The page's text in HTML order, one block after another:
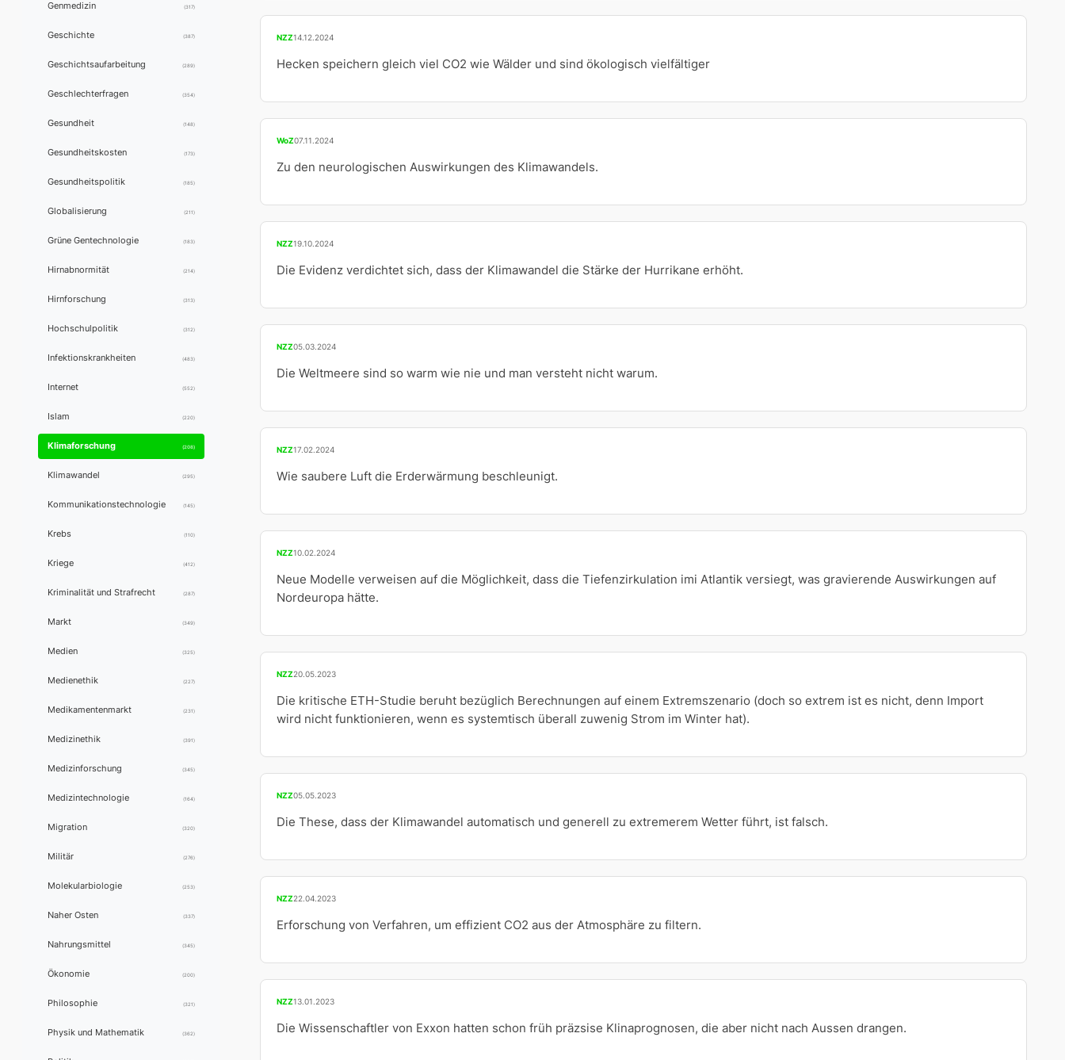
Genmedizin (317)
Geschichte (387)
Geschichtsaufarbeitung (289)
Geschlechterfragen (354)
Gesundheit (148)
Gesundheitskosten (173)
Gesundheitspolitik (185)
Globalisierung (211)
Grüne Gentechnologie (183)
Hirnabnormität (214)
Hirnforschung (313)
Hochschulpolitik (312)
Infektionskrankheiten (483)
Internet (552)
Islam (220)
Klimaforschung (208)
Klimawandel (295)
Kommunikationstechnologie (145)
Krebs (110)
Kriege (412)
Kriminalität und Strafrecht (287)
Markt (349)
Medien (325)
Medienethik (227)
Medikamentenmarkt (231)
Medizinethik (391)
Medizinforschung (345)
Medizintechnologie (164)
Migration (320)
Militär (276)
Molekularbiologie (253)
Naher Osten (337)
Nahrungsmittel (345)
Ökonomie (200)
Philosophie (321)
Physik und Mathematik (362)
NZZ14.12.2024
Hecken speichern gleich viel CO2 wie Wälder und sind ökologisch vielfältiger
WoZ07.11.2024
Zu den neurologischen Auswirkungen des Klimawandels.
NZZ19.10.2024
Die Evidenz verdichtet sich, dass der Klimawandel die Stärke der Hurrikane erhöht.
NZZ05.03.2024
Die Weltmeere sind so warm wie nie und man versteht nicht warum.
NZZ17.02.2024
Wie saubere Luft die Erderwärmung beschleunigt.
NZZ10.02.2024
Neue Modelle verweisen auf die Möglichkeit, dass die Tiefenzirkulation imi Atlantik versiegt, was gravierende Auswirkungen auf
Nordeuropa hätte.
NZZ20.05.2023
Die kritische ETH-Studie beruht bezüglich Berechnungen auf einem Extremszenario (doch so extrem ist es nicht, denn Import
wird nicht funktionieren, wenn es systemtisch überall zuwenig Strom im Winter hat).
NZZ05.05.2023
Die These, dass der Klimawandel automatisch und generell zu extremerem Wetter führt, ist falsch.
NZZ22.04.2023
Erforschung von Verfahren, um effizient CO2 aus der Atmosphäre zu filtern.
NZZ13.01.2023
Die Wissenschaftler von Exxon hatten schon früh präzsise Klinaprognosen, die aber nicht nach Aussen drangen.